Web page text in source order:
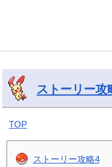
ストーリー攻
TOP
ストーリー攻略4